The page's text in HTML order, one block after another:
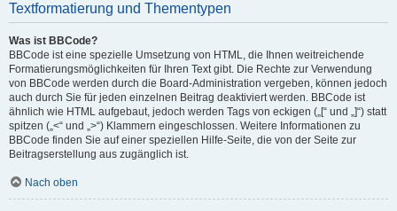
Textformatierung und Thementypen
Was ist BBCode?
BBCode ist eine spezielle Umsetzung von HTML, die Ihnen weitreichende
Formatierungsmöglichkeiten für Ihren Text gibt. Die Rechte zur Verwendung
von BBCode werden durch die Board-Administration vergeben, können jedoch
auch durch Sie für jeden einzelnen Beitrag deaktiviert werden. BBCode ist
ähnlich wie HTML aufgebaut, jedoch werden Tags von eckigen („[“ und „]“) statt
spitzen („<“ und „>“) Klammern eingeschlossen. Weitere Informationen zu
BBCode finden Sie auf einer speziellen Hilfe-Seite, die von der Seite zur
Beitragserstellung aus zugänglich ist.
Nach oben